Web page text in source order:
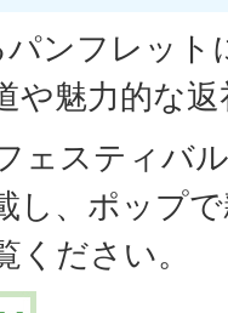
ンフレット
や魅力的な
ェスティバ
し、ポップ
ください。